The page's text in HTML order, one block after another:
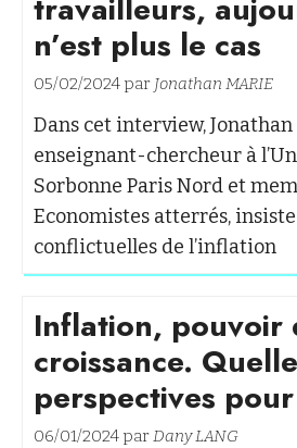
travailleurs,
n’est plus le cas
05/02/2024 par Jonathan MARIE
Dans cet interview,
enseignant-chercheur à
Sorbonne Paris Nord et
Economistes atterrés,
conflictuelles de l’inflation
Inflation, pouvoir
croissance.
perspectives
06/01/2024 parDany LANG